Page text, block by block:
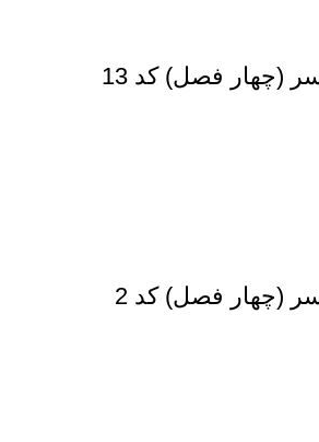
(چهار فصل) کد 13
(چهار فصل) کد 2